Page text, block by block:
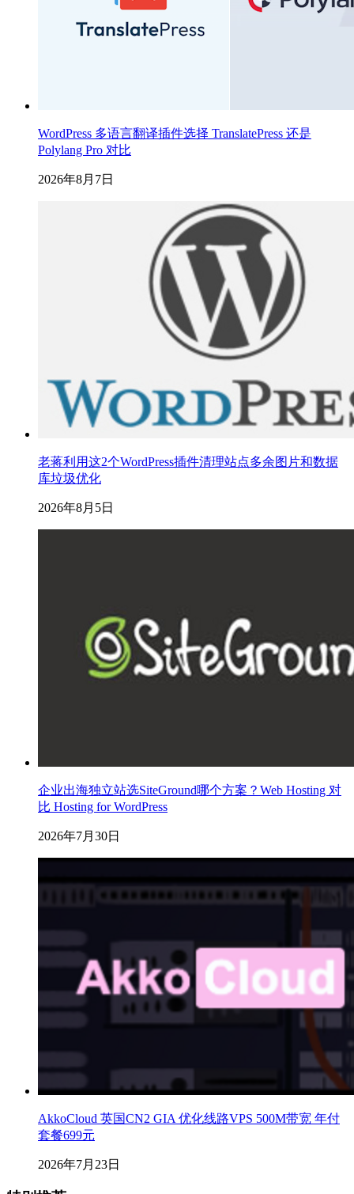
WordPress 多语言翻译插件选择 TranslatePress 还是
Polylang Pro 对比
2026年8月7日
老蒋利用这2个WordPress插件清理站点多余图片和数据
库垃圾优化
2026年8月5日
企业出海独立站选SiteGround哪个方案？Web Hosting 对
比 Hosting for WordPress
2026年7月30日
AkkoCloud 英国CN2 GIA 优化线路VPS 500M带宽 年付
套餐699元
2026年7月23日